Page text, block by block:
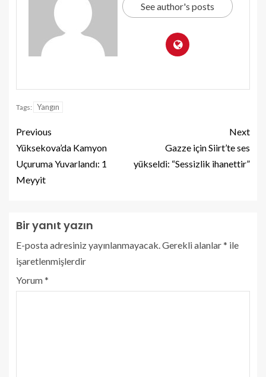
See author's posts
Tags: Yangın
Previous
Yüksekova’da Kamyon
Uçuruma Yuvarlandı: 1
Meyyit
Next
Gazze için Siirt’te ses
yükseldi: “Sessizlik ihanettir”
Bir yanıt yazın
E-posta adresiniz yayınlanmayacak.Gerekli alanlar* ile
işaretlenmişlerdir
Yorum*